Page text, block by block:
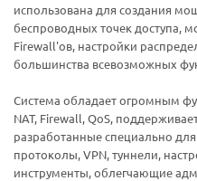
использована для создания
беспроводных точек доступа,
Firewall'ов, настройки
большинства всевозможных
Система обладает огромным
NAT, Firewall, QoS,
разработанные специально
протоколы, VPN, туннели,
инструменты, облегчающие